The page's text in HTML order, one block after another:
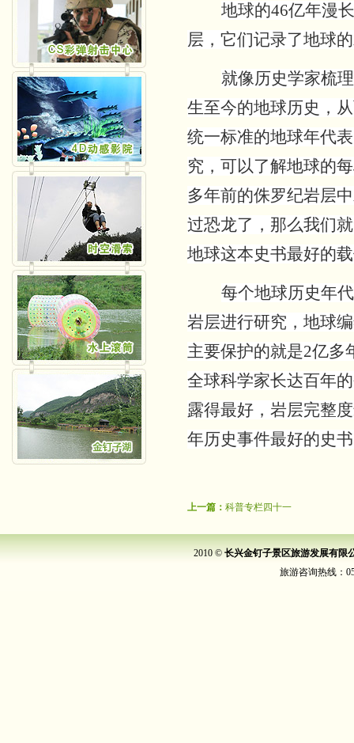
地球的46亿年漫
层，它们记录了地球
就像历史学家梳
生至今的地球历史，
统一标准的地球年代
究，可以了解地球的
多年前的侏罗纪岩层
过恐龙了，那么我们
地球这本史书最好的
每个地球历史年
岩层进行研究，地球
主要保护的就是2亿多
全球科学家长达百年
露得最好，岩层完整
年历史事件最好的史
上一篇： 科普专栏四十一
2010 © 长兴金钉子景区旅游发展有限
旅游咨询热线：